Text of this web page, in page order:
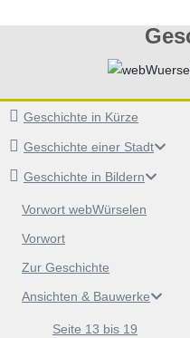
Geschichte in Kürze
Geschichte einer Stadt
Geschichte in Bildern
Vorwort webWürselen
Vorwort
Zur Geschichte
Ansichten & Bauwerke
Seite 13 bis 19